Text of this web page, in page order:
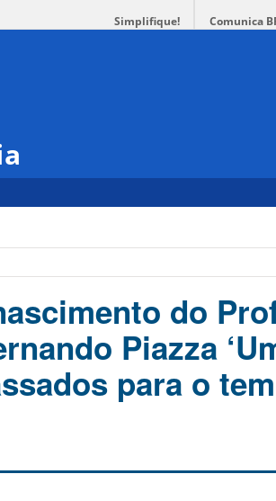
Simplifique! Comunica
do
Piazza
para o